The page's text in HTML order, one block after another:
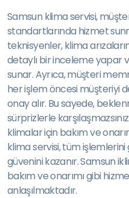
Samsun klima servisi,
standartlarında hizmet
teknisyenler, klima
detaylı bir inceleme yapar
sunar. Ayrıca, müşteri
her işlem öncesi müşteriyi
onay alır. Bu sayede,
sürprizlerle
klimalar için bakım ve
klima servisi, tüm
güvenini kazanır. Samsun
bakım ve onarımı gibi
anlaşılmaktadır.